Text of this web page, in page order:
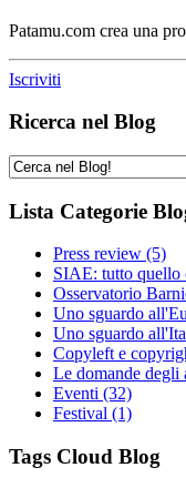
Patamu.com crea una
Iscriviti
Ricerca nel Blog
Lista Categorie
Press review (5)
SIAE: tutto quello
Osservatorio
Uno sguardo
Uno sguardo
Copyleft e
Le domande degli
Eventi (32)
Festival (1)
Tags Cloud Blog